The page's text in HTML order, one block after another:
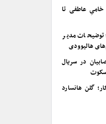
خامیِ عاطفی تا
فیلم ونیز ۲۰۲۶؛ توضیحات مدیر
هالیوودی
در سریال
سکوت
گلن هانسارد